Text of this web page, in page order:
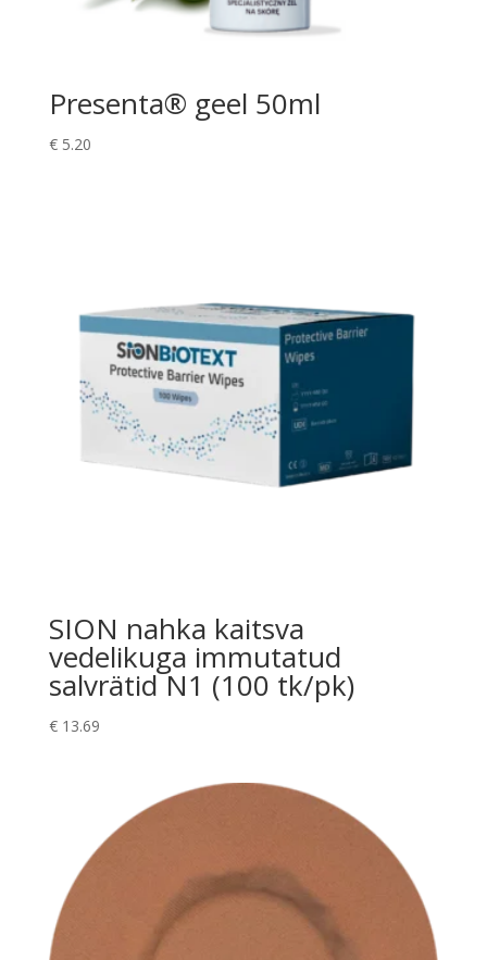
Presenta® geel 50ml
€5.20
SION nahka kaitsva
vedelikuga immutatud
salvrätid N1 (100 tk/pk)
€13.69